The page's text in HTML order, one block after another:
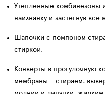
Утепленные комбинезоны
наизнанку и застегнув все
Шапочки с помпоном
стиркой.
Конверты в прогулочную
мембраны - стираем,